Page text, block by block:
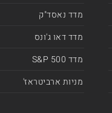
מדד נאסד"ק
מדד דאו ג'ונס
מדד 500 S&P
מניות ארביטראז'